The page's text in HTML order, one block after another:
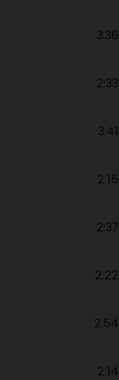
3:36
2:33
3:41
2:15
2:37
2:22
2:54
2:14